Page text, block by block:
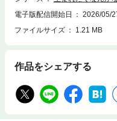
電子版配信開始日
2026/05/
ファイルサイズ
1.21 MB
作品をシェアする